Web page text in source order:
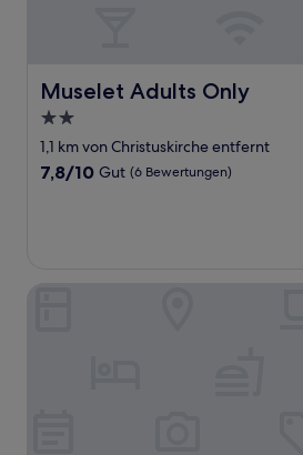
Muselet Adults Only
Muselet Adults Only
2.0-
Sterne-
Unterkunft
1,1 km von Christuskirche entfernt
7.8
7,8/10 Gut (6 Bewertungen)